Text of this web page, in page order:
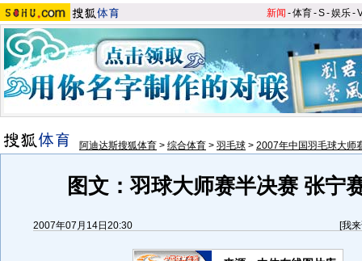
新闻 -体育-S-娱乐-
阿迪达斯搜狐体育 > 综合体育 > 羽毛球 > 2007年中国羽毛球大师
图文：羽球大师赛半决赛 张宁
2007年07月14日20:30 [我